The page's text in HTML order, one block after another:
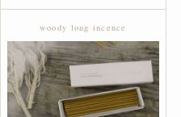
woody long incence